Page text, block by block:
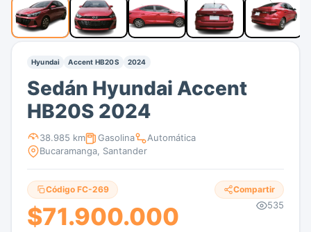
Hyundai Accent HB20S 2024
Sedán Hyundai Accent
HB20S 2024
38.985 km Gasolina
Automática
Bucaramanga, Santander
Código FC-269
$71.900.000
Compartir
535